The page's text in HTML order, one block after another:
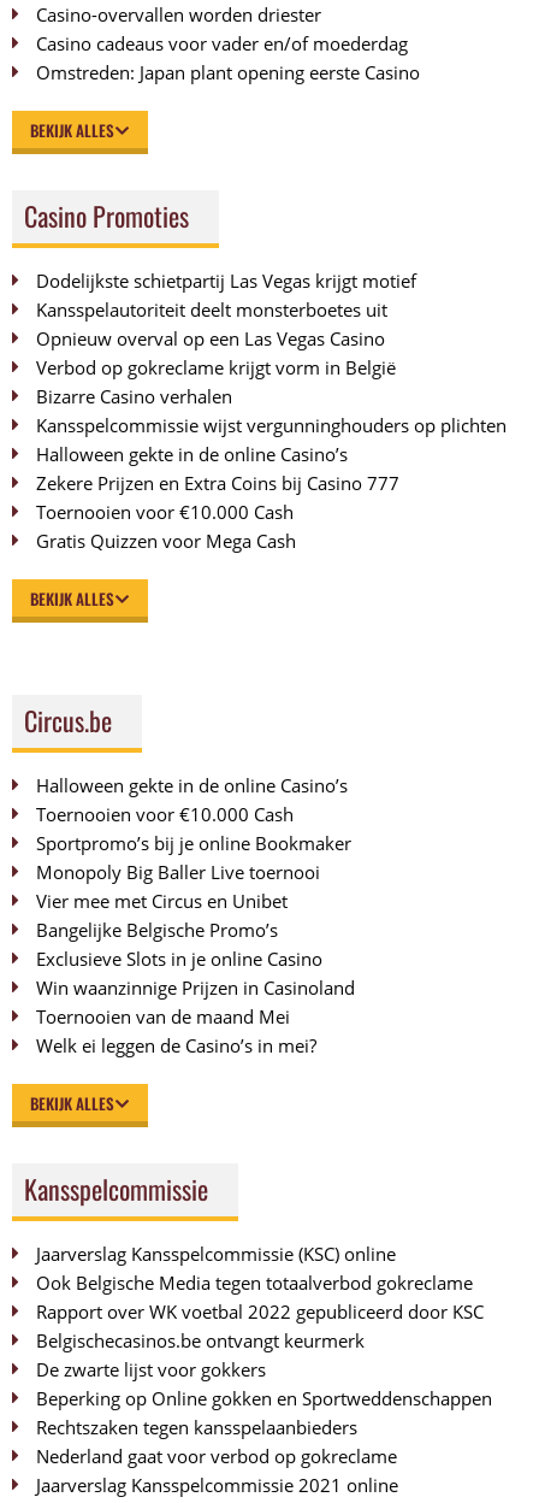
Casino-overvallen worden driester
Casino cadeaus voor vader en/of moederdag
Omstreden: Japan plant opening eerste Casino
BEKIJK ALLES
Casino Promoties
Dodelijkste schietpartij Las Vegas krijgt motief
Kansspelautoriteit deelt monsterboetes uit
Opnieuw overval op een Las Vegas Casino
Verbod op gokreclame krijgt vorm in België
Bizarre Casino verhalen
Kansspelcommissie wijst vergunninghouders op plichten
Halloween gekte in de online Casino’s
Zekere Prijzen en Extra Coins bij Casino 777
Toernooien voor €10.000 Cash
Gratis Quizzen voor Mega Cash
BEKIJK ALLES
Circus.be
Halloween gekte in de online Casino’s
Toernooien voor €10.000 Cash
Sportpromo’s bij je online Bookmaker
Monopoly Big Baller Live toernooi
Vier mee met Circus en Unibet
Bangelijke Belgische Promo’s
Exclusieve Slots in je online Casino
Win waanzinnige Prijzen in Casinoland
Toernooien van de maand Mei
Welk ei leggen de Casino’s in mei?
BEKIJK ALLES
Kansspelcommissie
Jaarverslag Kansspelcommissie (KSC) online
Ook Belgische Media tegen totaalverbod gokreclame
Rapport over WK voetbal 2022 gepubliceerd door KSC
Belgischecasinos.be ontvangt keurmerk
De zwarte lijst voor gokkers
Beperking op Online gokken en Sportweddenschappen
Rechtszaken tegen kansspelaanbieders
Nederland gaat voor verbod op gokreclame
Jaarverslag Kansspelcommissie 2021 online